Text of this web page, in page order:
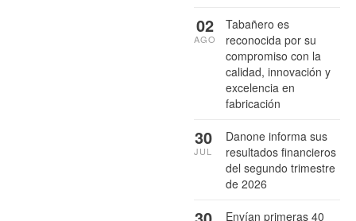
Tabañero es
reconocida por su
compromiso con la
calidad, innovación y
excelencia en
fabricación
02
AGO
Danone informa sus
resultados financieros
del segundo trimestre
de 2026
30
JUL
Envían primeras 40